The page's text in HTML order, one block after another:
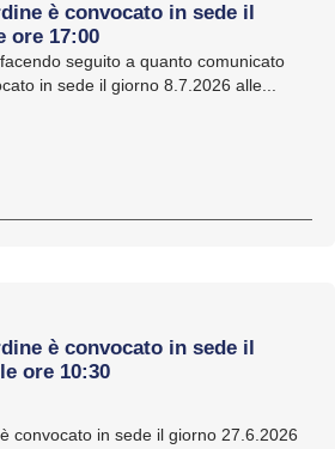
è convocato in sede il
ore 17:00
seguito a quanto comunicato
in sede il giorno 8.7.2026 alle...
è convocato in sede il
ore 10:30
convocato in sede il giorno 27.6.2026